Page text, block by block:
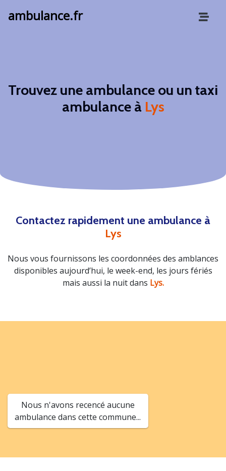
ambulance.fr
Trouvez une ambulance ou un taxi
ambulance à Lys
Contactez rapidement une ambulance à
Lys
Nous vous fournissons les coordonnées des amblances
disponibles aujourd’hui, le week-end, les jours fériés
mais aussi la nuit dans Lys.
Nous n'avons recencé aucune
ambulance dans cette commune...